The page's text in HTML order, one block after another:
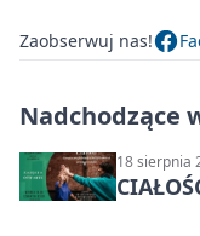
Zaobserwuj nas!
Nadchodzące
18 sierpnia